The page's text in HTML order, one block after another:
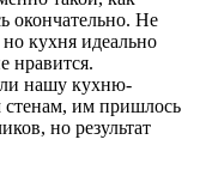
окончательно. Не
кухня идеально
нравится.
нашу кухню-
им пришлось
но результат